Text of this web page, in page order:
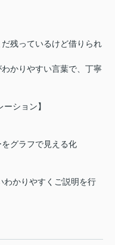
残っているけど借りられ
かりやすい言葉で、丁寧
ション】
グラフで見える化
わかりやすくご説明を行